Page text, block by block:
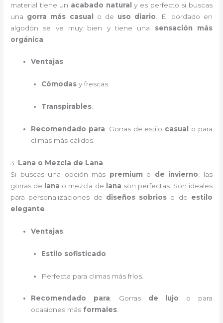
material tiene un acabado natural y es perfecto si buscas
una gorra más casual o de uso diario . El bordado en
algodón se ve muy bien y tiene una sensación más
orgánica
Ventajas:
Cómodasy frescas.
Transpirables.
Recomendado para: Gorras de estilo casual
o para
climas más cálidos.
3. Lana o Mezcla de Lana
Si buscas una opción más premium o de invierno , las
gorras de
lana o mezcla de lana son perfectas. Son ideales
para personalizaciones de diseños sobrios o de estilo
elegante
Ventajas:
Estilo sofisticado
Perfecta para climas más fríos.
Recomendado para: Gorras de lujo o para
ocasiones más formales.